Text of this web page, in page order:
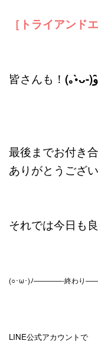
［トライアンド
皆さんも！
最後までお付き
ありがとうござ
それでは今日も
(○･ω･)ﾉ————-終わり
LINE公式アカウントで